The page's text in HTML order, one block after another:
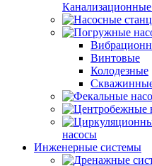
Винтовые
Колодезные
насосы
Инженерные системы